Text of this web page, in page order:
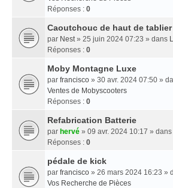
Réponses : 0
Caoutchouc de haut de tablier
par Nest» 25 juin 2024 07:23 » dans
Réponses : 0
Moby Montagne Luxe
par francisco » 30 avr. 2024 07:50 »
Ventes de Mobyscooters
Réponses : 0
Refabrication Batterie
par hervé » 09 avr. 2024 10:17 » dans
Réponses : 0
pédale de kick
par francisco » 26 mars 2024 16:23 »
Vos Recherche de Pièces